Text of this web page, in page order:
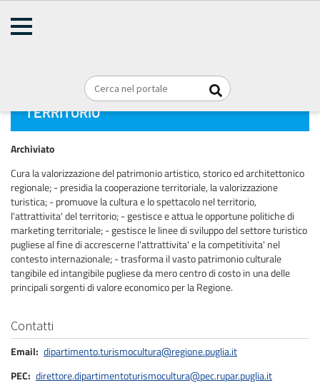
Home
DIPARTIMENTO TURISMO, ECONOMIA
DELLA CULTURA E VALORIZZAZIONE DEL
TERRITORIO
Archiviato
Cura la valorizzazione del patrimonio artistico, storico ed architettonico
regionale; - presidia la cooperazione territoriale, la valorizzazione
turistica; - promuove la cultura e lo spettacolo nel territorio,
l'attrattivita' del territorio; - gestisce e attua le opportune politiche di
marketing territoriale; - gestisce le linee di sviluppo del settore turistico
pugliese al fine di accrescerne l'attrattivita' e la competitivita' nel
contesto internazionale; - trasforma il vasto patrimonio culturale
tangibile ed intangibile pugliese da mero centro di costo in una delle
principali sorgenti di valore economico per la Regione.
Contatti
Email dipartimento.turismocultura@regione.puglia.it
PEC direttore.dipartimentoturismocultura@pec.rupar.puglia.it